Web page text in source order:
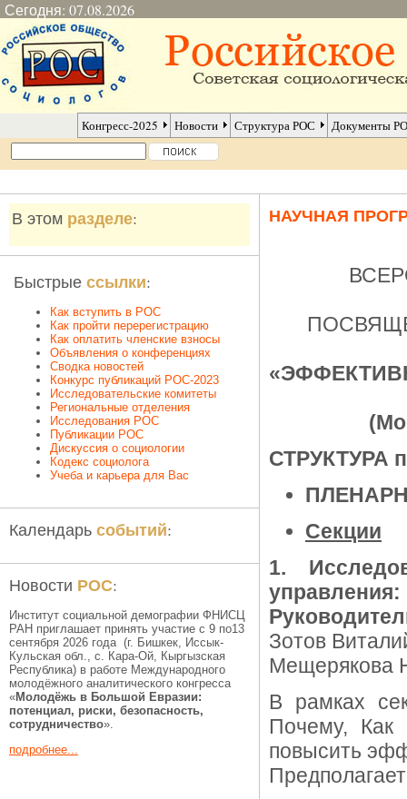
Сегодня: 07.08.2026
Конгресс-2025 Новости Структура РОС Документы
В этом разделе:
Быстрые ссылки:
Как вступить в РОС
Как пройти перерегистрацию
Как оплатить членские взносы
Объявления о конференциях
Сводка новостей
Конкурс публикаций РОС-2023
Исследовательские комитеты
Региональные отделения
Исследования РОС
Публикации РОС
Дискуссия о социологии
Кодекс социолога
Учеба и карьера для Вас
Календарь событий:
Новости РОС:
Институт социальной демографии ФНИСЦ
РАН приглашает принять участие с 9 по13
сентября 2026 года (г. Бишкек, Иссык-
Кульская обл., c. Кара-Ой, Кыргызская
Республика) в работе Международного
молодёжного аналитического конгресса
«Молодёжь в Большой Евразии:
потенциал, риски, безопасность,
сотрудничество».
подробнее...
НАУЧНАЯ
СТРУКТУРА
Секции
1.
Зотов
Мещерякова
В рамках
Почему, Как
повысить